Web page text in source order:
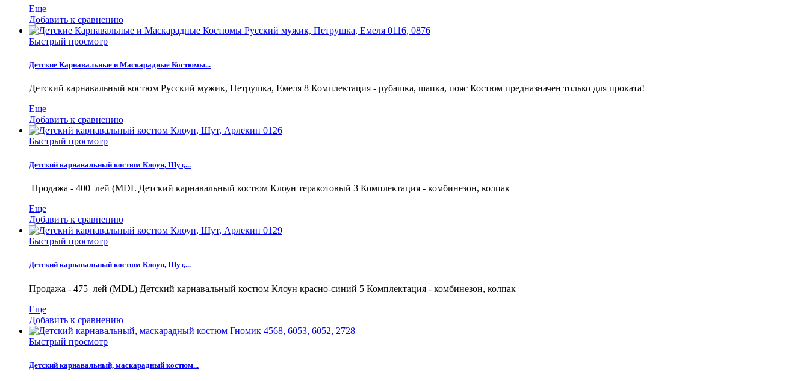
Еще
Добавить к сравнению
Быстрый просмотр
Детские Карнавальные и Маскарадные Костюмы...
Детский карнавальный костюм Русский мужик, Петрушка, Емеля 8 Комплектация - рубашка, шапка, пояс Костюм предназначен только для проката!
Еще
Добавить к сравнению
Быстрый просмотр
Детский карнавальный костюм Клоун, Шут,...
Продажа - 400 лей (MDL Детский карнавальный костюм Клоун теракотовый 3 Комплектация - комбинезон, колпак
Еще
Добавить к сравнению
Быстрый просмотр
Детский карнавальный костюм Клоун, Шут,...
Продажа - 475 лей (MDL) Детский карнавальный костюм Клоун красно-синий 5 Комплектация - комбинезон, колпак
Еще
Добавить к сравнению
Быстрый просмотр
Детский карнавальный, маскарадный костюм...